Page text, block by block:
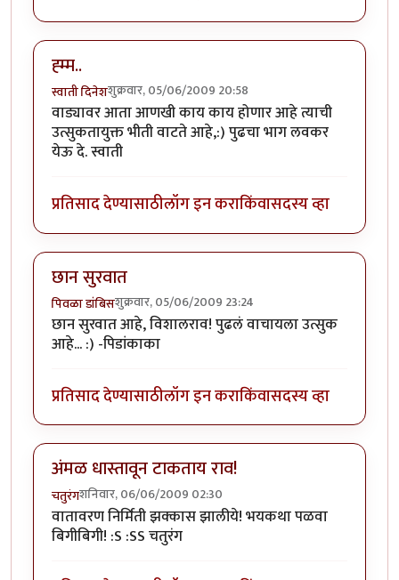
ह्म्म..
स्वाती दिनेशशुक्रवार, 05/06/2009 20:58
वाड्यावर आता आणखी काय काय होणार आहे त्याची
उत्सुकतायुक्त भीती वाटते आहे,:) पुढचा भाग लवकर
येऊ दे. स्वाती
प्रतिसाद देण्यासाठीलॉग इन कराकिंवासदस्य व्हा
छान सुरवात
पिवळा डांबिसशुक्रवार, 05/06/2009 23:24
छान सुरवात आहे, विशालराव! पुढलं वाचायला उत्सुक
आहे... :) -पिडांकाका
प्रतिसाद देण्यासाठीलॉग इन कराकिंवासदस्य व्हा
अंमळ धास्तावून टाकताय राव!
चतुरंगशनिवार, 06/06/2009 02:30
वातावरण निर्मिती झक्कास झालीये! भयकथा पळवा
बिगीबिगी! :S :SS चतुरंग